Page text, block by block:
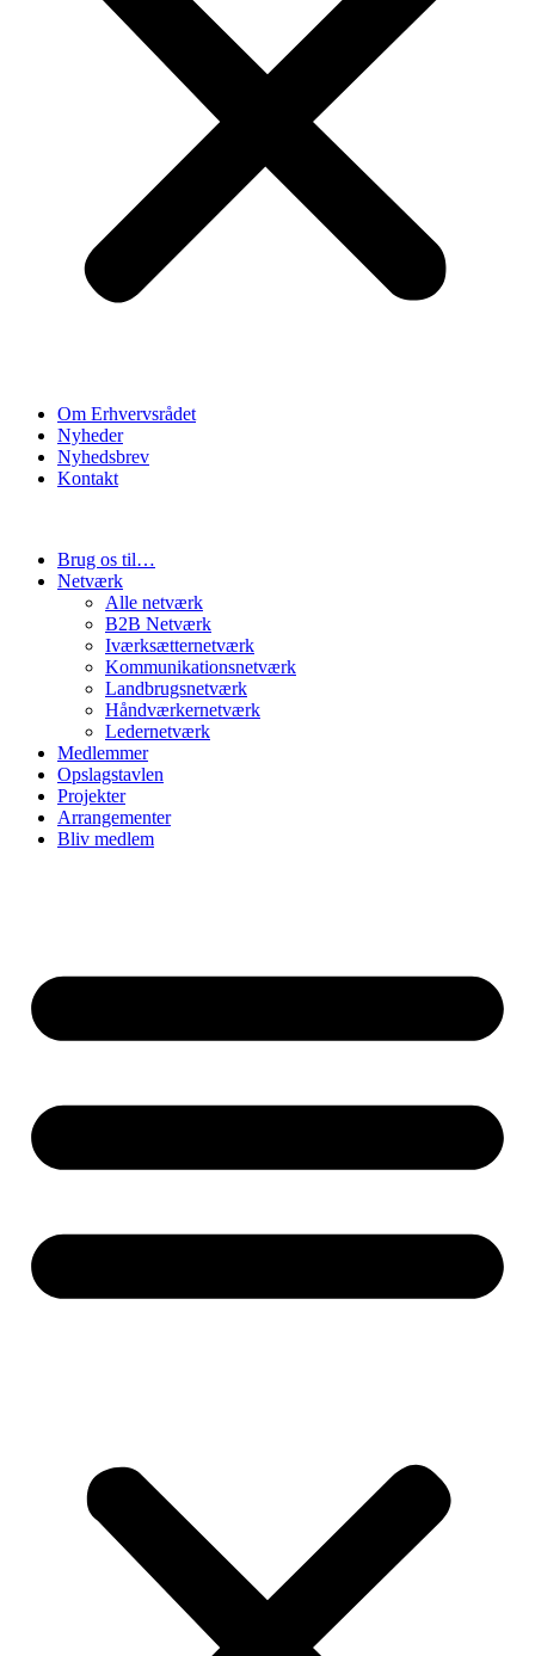
Om Erhvervsrådet
Nyheder
Nyhedsbrev
Kontakt
Brug os til…
Netværk
Alle netværk
B2B Netværk
Iværksætternetværk
Kommunikationsnetværk
Landbrugsnetværk
Håndværkernetværk
Ledernetværk
Medlemmer
Opslagstavlen
Projekter
Arrangementer
Bliv medlem